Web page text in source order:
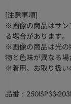
[注意事項]
※画像の商品はサン
る場合があります。
※画像の商品は光の
物と色味が異なる場
※着用、お取り扱い
品番
250ISP33-